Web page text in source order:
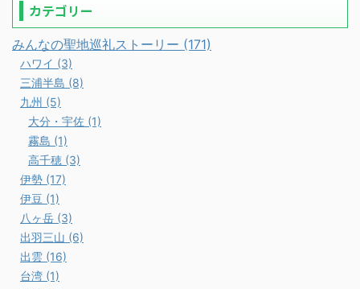
カテゴリー
みんなの聖地巡礼ストーリー (171)
ハワイ (3)
三浦半島 (8)
九州 (5)
大分・宇佐 (1)
霧島 (1)
高千穂 (3)
伊勢 (17)
伊豆 (1)
八ヶ岳 (3)
出羽三山 (6)
出雲 (16)
台湾 (1)